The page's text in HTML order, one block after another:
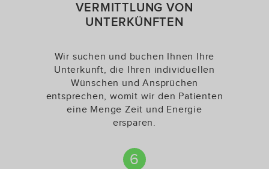
VERMITTLUNG VON
UNTERKÜNFTEN
Wir suchen und buchen Ihnen Ihre
Unterkunft, die Ihren individuellen
Wünschen und Ansprüchen
entsprechen, womit wir den Patienten
eine Menge Zeit und Energie
ersparen.
6